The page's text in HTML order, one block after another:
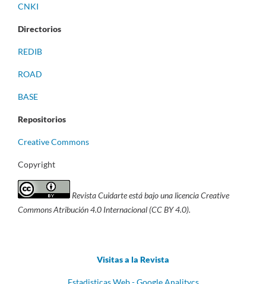
CNKI
Directorios
REDIB
ROAD
BASE
Repositorios
Creative Commons
Copyright
Revista Cuidarte está bajo una licencia Creative
Commons Atribución 4.0 Internacional (CC BY 4.0).
Visitas a la Revista
Estadisticas Web - Google Analitycs